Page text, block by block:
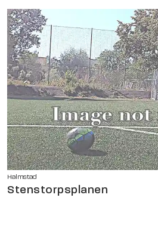
Halmstad
Stenstorpsplanen